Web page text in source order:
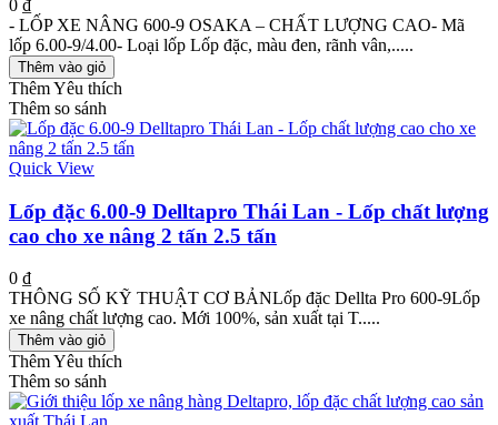
0 ₫
- LỐP XE NÂNG 600-9 OSAKA – CHẤT LƯỢNG CAO- Mã
lốp 6.00-9/4.00- Loại lốp Lốp đặc, màu đen, rãnh vân,.....
Thêm vào giỏ
Thêm Yêu thích
Thêm so sánh
Quick View
Lốp đặc 6.00-9 Delltapro Thái Lan - Lốp chất lượng
cao cho xe nâng 2 tấn 2.5 tấn
0 ₫
THÔNG SỐ KỸ THUẬT CƠ BẢNLốp đặc Dellta Pro 600-9Lốp
xe nâng chất lượng cao. Mới 100%, sản xuất tại T.....
Thêm vào giỏ
Thêm Yêu thích
Thêm so sánh